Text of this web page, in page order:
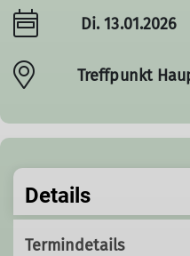
Di. 13.01.2026
Treffpunkt
Details
Termindetails